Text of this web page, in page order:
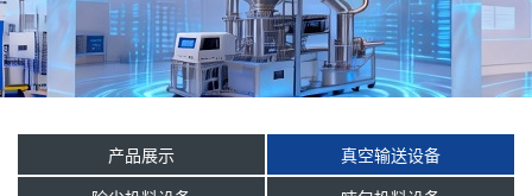
产品展示
真空输送设备